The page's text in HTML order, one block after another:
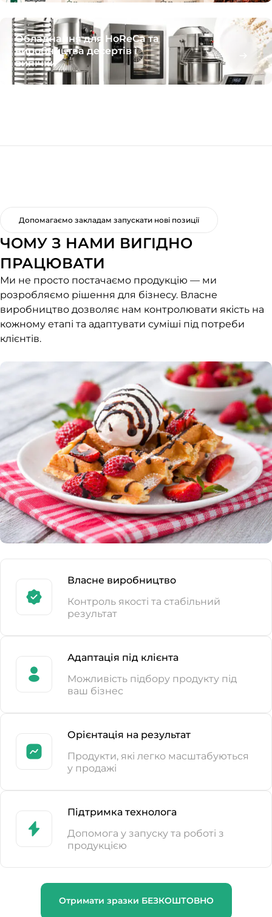
Обладнання для HoReCa та
виробництва десертів і
випічки
Допомагаємо закладам запускати нові позиції
ЧОМУ З НАМИ ВИГІДНО
ПРАЦЮВАТИ
Ми не просто постачаємо продукцію — ми
розробляємо рішення для бізнесу. Власне
виробництво дозволяє нам контролювати якість на
кожному етапі та адаптувати суміші під потреби
клієнтів.
Власне виробництво
Контроль якості та стабільний
результат
Адаптація під клієнта
Можливість підбору продукту під
ваш бізнес
Орієнтація на результат
Продукти, які легко масштабуються
у продажі
Підтримка технолога
Допомога у запуску та роботі з
продукцією
Отримати зразки БЕЗКОШТОВНО